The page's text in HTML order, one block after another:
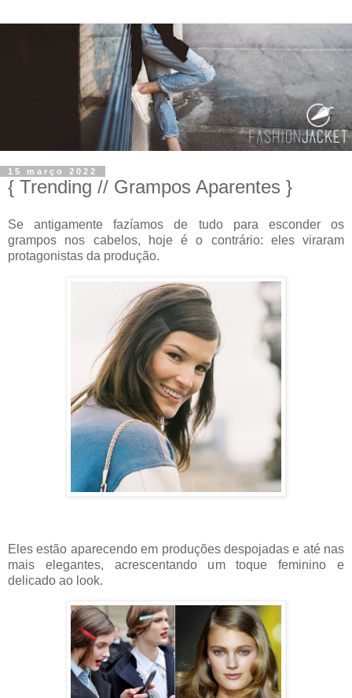
15 março 2022
{ Trending // Grampos Aparentes }
Se antigamente fazíamos de tudo para esconder os
grampos nos cabelos, hoje é o contrário: eles viraram
protagonistas da produção.
Eles estão aparecendo em produções despojadas e até nas
mais elegantes, acrescentando um toque feminino e
delicado ao look.